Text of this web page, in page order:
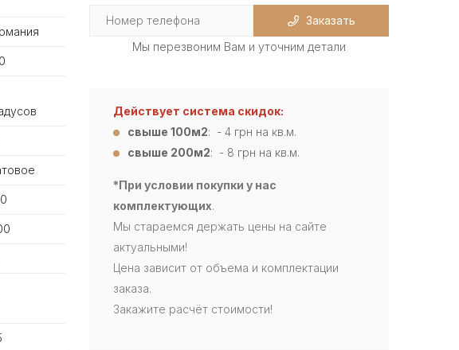
Заказать
Мы перезвоним Вам и уточним детали
Действует система скидок:
свыше 100м2: - 4 грн на кв.м.
свыше 200м2: - 8 грн на кв.м.
*При условии покупки у нас
комплектующих.
Мы стараемся держать цены на сайте
актуальными!
Цена зависит от объема и комплектации
заказа.
Закажите расчёт стоимости!